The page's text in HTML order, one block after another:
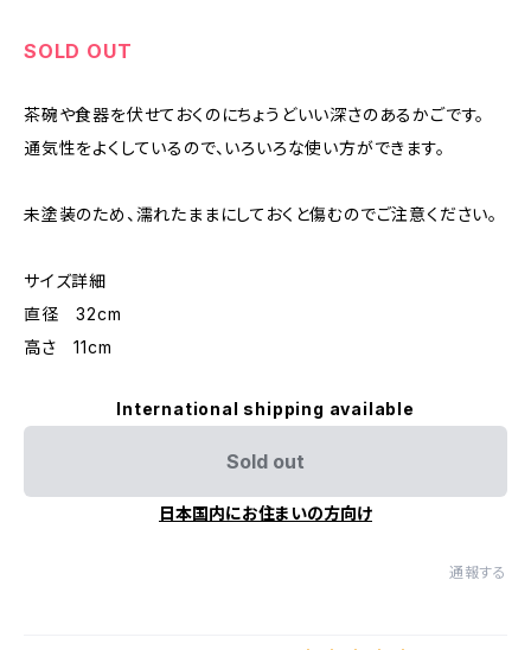
SOLD OUT
茶碗や食器を伏せておくのにちょうどいい深さのあるかごです。
通気性をよくしているので、いろいろな使い方ができます。
未塗装のため、濡れたままにしておくと傷むのでご注意ください。
サイズ詳細
直径 32cm
高さ 11cm
International shipping available
Sold out
日本国内にお住まいの方向け
通報する